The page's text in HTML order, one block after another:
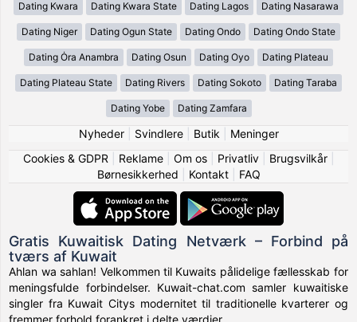
Dating Kwara Dating Kwara State Dating Lagos Dating Nasarawa
Dating Niger Dating Ogun State Dating Ondo Dating Ondo State
Dating Ȯra Anambra Dating Osun Dating Oyo Dating Plateau
Dating Plateau State Dating Rivers Dating Sokoto Dating Taraba
Dating Yobe Dating Zamfara
Nyheder| Svindlere| Butik
Meninger
Cookies & GDPR
Reklame| Om os| Privatliv| Brugsvilkår|
Børnesikkerhed
Kontakt| FAQ
Gratis Kuwaitisk Dating Netværk – Forbind på
tværs af Kuwait
Ahlan wa sahlan! Velkommen til Kuwaits pålidelige fællesskab for
meningsfulde forbindelser. Kuwait-chat.com samler kuwaitiske
singler fra Kuwait Citys modernitet til traditionelle kvarterer og
fremmer forhold forankret i delte værdier.